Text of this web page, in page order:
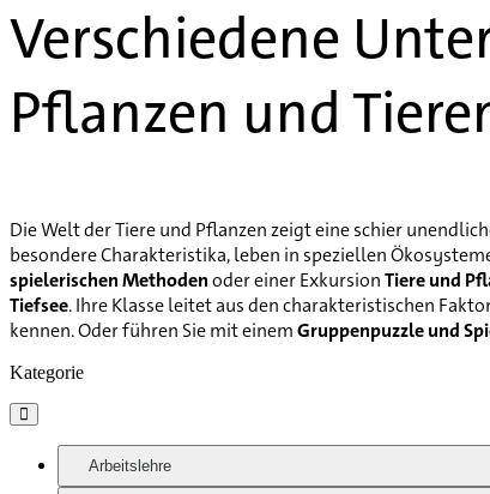
Verschiedene
Pflanzen und
Die Welt der Tiere und Pflanzen zeigt eine schier
besondere Charakteristika, leben in speziellen
spielerischen Methodenoder einer ExkursionTiere und
Tiefsee. Ihre Klasse leitet aus den charakteristischen
kennen. Oder führen Sie mit einemGruppenpuzzle und
Kategorie

Arbeitslehre